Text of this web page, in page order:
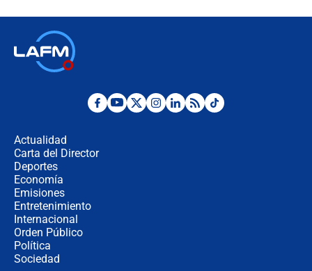
Desde dermatitis hasta infecciones:
Actualidad
Carta del Director
Deportes
Economía
Emisiones
Entretenimiento
Internacional
Orden Público
Política
Sociedad